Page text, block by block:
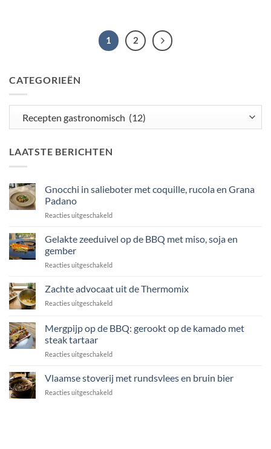
CATEGORIEËN
LAATSTE BERICHTEN
Gnocchi in salieboter met coquille, rucola en Grana
Padano
Reacties uitgeschakeldvoor
in
salieboter
coquille,
en
Padano
Gelakte zeeduivel op de BBQ met miso, soja en
gember
Reacties uitgeschakeldvoor
zeeduivel
op
de
met
en
Zachte advocaat uit de Thermomix
Reacties uitgeschakeldvoor
uit
Thermomix
Mergpijp op de BBQ: gerookt op de kamado met
steak tartaar
Reacties uitgeschakeldvoor
op
de
BBQ:
Vlaamse stoverij met rundsvlees en bruin bier
Reacties uitgeschakeldvoor
1 2